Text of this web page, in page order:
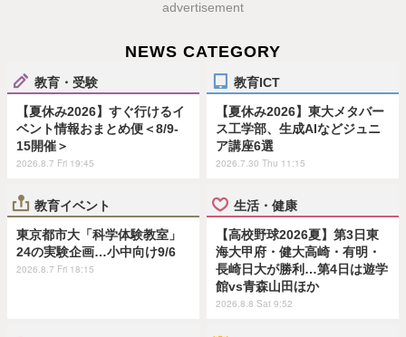
advertisement
NEWS CATEGORY
教育・受験
【夏休み2026】すぐ行けるイ
ベント情報おまとめ便＜8/9-
15開催＞
2026.8.7 Fri 19:45
教育ICT
【夏休み2026】東大メタバー
ス工学部、生成AIなどジュニ
ア講座6選
2026.7.30 Thu 11:15
教育イベント
東京都市大「科学体験教室」
24の実験企画…小中向け9/6
2026.8.7 Fri 18:15
生活・健康
【高校野球2026夏】第3日東
海大甲府・健大高崎・有明・
長崎日大が勝利…第4日は遊学
館vs青森山田ほか
2026.8.8 Sat 9:52